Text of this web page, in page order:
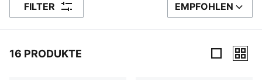
FILTER SORTIEREN NACH
EMPFOHLEN
16 PRODUKTE